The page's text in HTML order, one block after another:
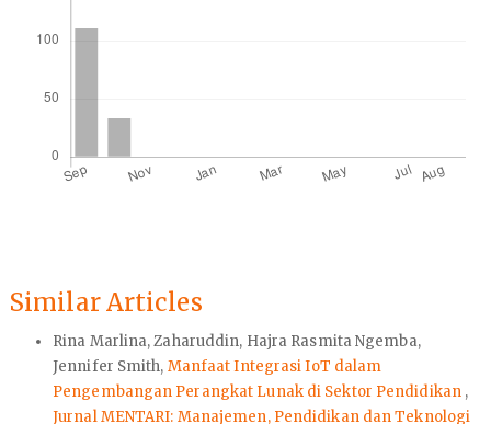
Similar Articles
Rina Marlina, Zaharuddin, Hajra Rasmita Ngemba,
Jennifer Smith, Manfaat Integrasi IoT dalam
Pengembangan Perangkat Lunak di Sektor Pendidikan ,
Jurnal MENTARI: Manajemen, Pendidikan dan Teknologi